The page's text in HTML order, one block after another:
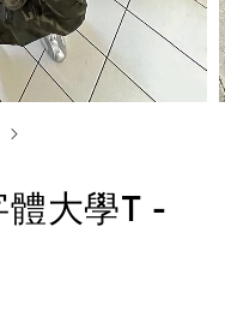
體大學T -